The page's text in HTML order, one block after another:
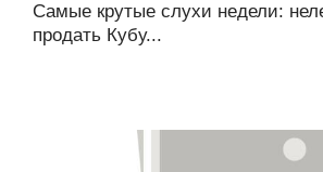
Самые крутые слухи недели:
продать Кубу...